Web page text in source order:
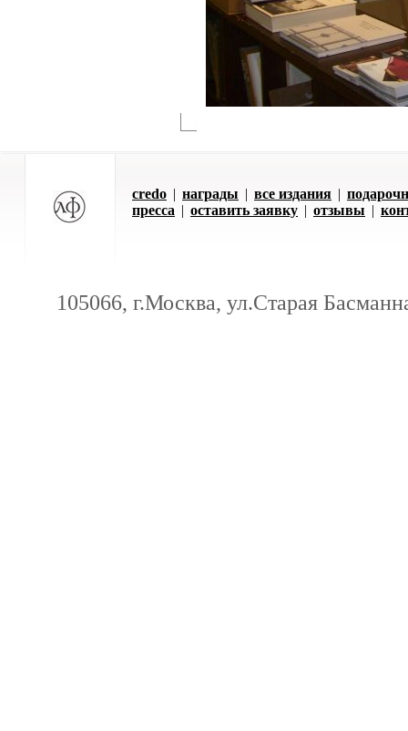
credo | награды | все издания |
пресса | оставить заявку | отзывы |
105066, г.Москва, ул.Старая